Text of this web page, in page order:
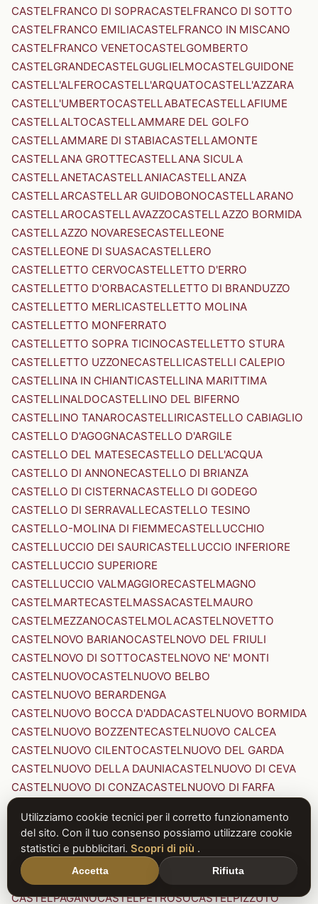
CASTELFRANCO DI SOPRACASTELFRANCO DI SOTTO
CASTELFRANCO EMILIACASTELFRANCO IN MISCANO
CASTELFRANCO VENETOCASTELGOMBERTO
CASTELGRANDECASTELGUGLIELMOCASTELGUIDONE
CASTELL'ALFEROCASTELL'ARQUATOCASTELL'AZZARA
CASTELL'UMBERTOCASTELLABATECASTELLAFIUME
CASTELLALTOCASTELLAMMARE DEL GOLFO
CASTELLAMMARE DI STABIACASTELLAMONTE
CASTELLANA GROTTECASTELLANA SICULA
CASTELLANETACASTELLANIACASTELLANZA
CASTELLARCASTELLAR GUIDOBONOCASTELLARANO
CASTELLAROCASTELLAVAZZOCASTELLAZZO BORMIDA
CASTELLAZZO NOVARESECASTELLEONE
CASTELLEONE DI SUASACASTELLERO
CASTELLETTO CERVOCASTELLETTO D'ERRO
CASTELLETTO D'ORBACASTELLETTO DI BRANDUZZO
CASTELLETTO MERLICASTELLETTO MOLINA
CASTELLETTO MONFERRATO
CASTELLETTO SOPRA TICINOCASTELLETTO STURA
CASTELLETTO UZZONECASTELLICASTELLI CALEPIO
CASTELLINA IN CHIANTICASTELLINA MARITTIMA
CASTELLINALDOCASTELLINO DEL BIFERNO
CASTELLINO TANAROCASTELLIRICASTELLO CABIAGLIO
CASTELLO D'AGOGNACASTELLO D'ARGILE
CASTELLO DEL MATESECASTELLO DELL'ACQUA
CASTELLO DI ANNONECASTELLO DI BRIANZA
CASTELLO DI CISTERNACASTELLO DI GODEGO
CASTELLO DI SERRAVALLECASTELLO TESINO
CASTELLO-MOLINA DI FIEMMECASTELLUCCHIO
CASTELLUCCIO DEI SAURICASTELLUCCIO INFERIORE
CASTELLUCCIO SUPERIORE
CASTELLUCCIO VALMAGGIORECASTELMAGNO
CASTELMARTECASTELMASSACASTELMAURO
CASTELMEZZANOCASTELMOLACASTELNOVETTO
CASTELNOVO BARIANOCASTELNOVO DEL FRIULI
CASTELNOVO DI SOTTOCASTELNOVO NE' MONTI
CASTELNUOVOCASTELNUOVO BELBO
CASTELNUOVO BERARDENGA
CASTELNUOVO BOCCA D'ADDACASTELNUOVO BORMIDA
CASTELNUOVO BOZZENTECASTELNUOVO CALCEA
CASTELNUOVO CILENTOCASTELNUOVO DEL GARDA
CASTELNUOVO DELLA DAUNIACASTELNUOVO DI CEVA
CASTELNUOVO DI CONZACASTELNUOVO DI FARFA
CASTELNUOVO DI PORTO CASTELNUOVO DON BOSCO
CASTELNUOVO MAGRACASTELNUOVO NIGRA
CASTELNUOVO PARANOCASTELNUOVO RANGONE
CASTELNUOVO SCRIVIA
CASTELNUOVO VAL DI CECINA
CASTELPAGANOCASTELPETROSOCASTELPIZZUTO
Utilizziamo cookie tecnici per il corretto funzionamento
del sito. Con il tuo consenso possiamo utilizzare cookie
statistici e pubblicitari. Scopri di più .
Accetta Rifiuta